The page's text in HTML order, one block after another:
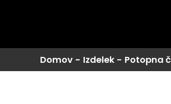
Domov - Izdelek - Potopna